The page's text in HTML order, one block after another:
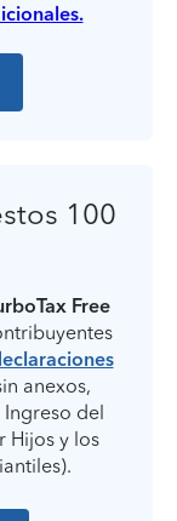
100
Free
anexos,
del
Hijos y los